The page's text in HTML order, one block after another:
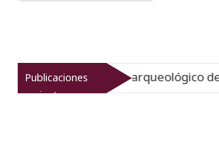
Publicaciones
recientes
el patrimonio arqueológico de